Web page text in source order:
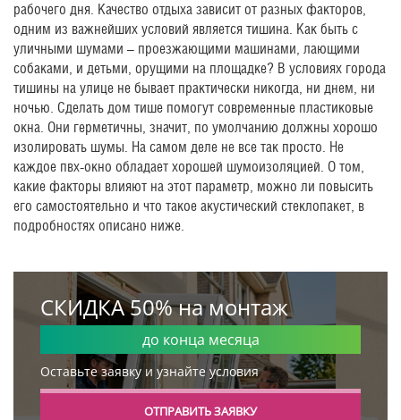
рабочего дня. Качество отдыха зависит от разных факторов,
одним из важнейших условий является тишина. Как быть с
уличными шумами – проезжающими машинами, лающими
собаками, и детьми, орущими на площадке? В условиях города
тишины на улице не бывает практически никогда, ни днем, ни
ночью. Сделать дом тише помогут современные пластиковые
окна. Они герметичны, значит, по умолчанию должны хорошо
изолировать шумы. На самом деле не все так просто. Не
каждое пвх-окно обладает хорошей шумоизоляцией. О том,
какие факторы влияют на этот параметр, можно ли повысить
его самостоятельно и что такое акустический стеклопакет, в
подробностях описано ниже.
СКИДКА 50% на монтаж
до конца месяца
Оставьте заявку и узнайте условия
ОТПРАВИТЬ ЗАЯВКУ